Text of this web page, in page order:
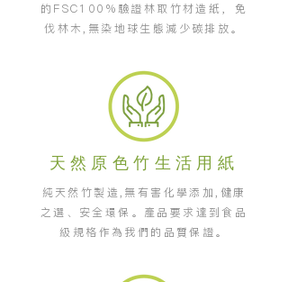
的FSC100%驗證林取竹材造紙，免
伐林木,無染地球生態減少碳排放。
天然原色竹生活用紙
純天然竹製造,無有害化學添加,健康
之選、安全環保。產品要求達到食品
級規格作為我們的品質保證。